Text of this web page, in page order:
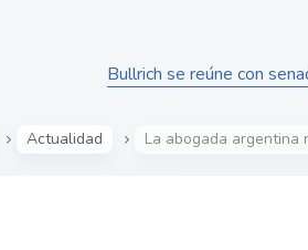
Bullrich se reúne con
Actualidad La abogada argentina